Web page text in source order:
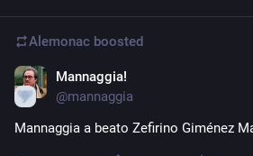
Alemonac boosted
Mannaggia!
@mannaggia
Mannaggia a beato Zefirino Giménez